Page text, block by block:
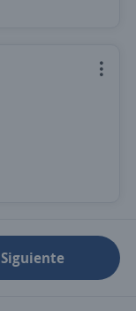
Siguiente